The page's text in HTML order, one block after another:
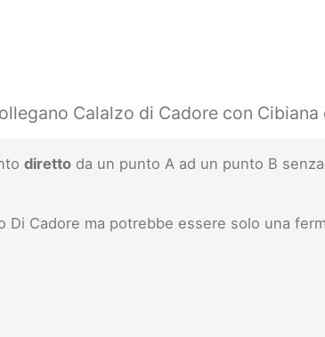
Calalzo di Cadore con Cibiana
diretto da un punto A ad un punto B
Cadore ma potrebbe essere solo una